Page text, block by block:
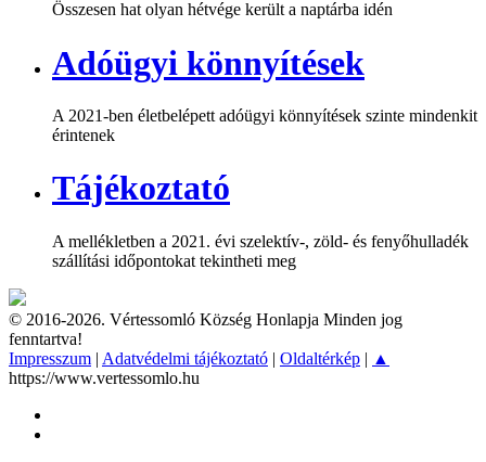
Összesen hat olyan hétvége került a naptárba idén
Adóügyi könnyítések
A 2021-ben életbelépett adóügyi könnyítések szinte mindenkit
érintenek
Tájékoztató
A mellékletben a 2021. évi szelektív-, zöld- és fenyőhulladék
szállítási időpontokat tekintheti meg
© 2016-2026. Vértessomló Község Honlapja Minden jog
fenntartva!
Impresszum | Adatvédelmi tájékoztató | Oldaltérkép | ▲
https://www.vertessomlo.hu